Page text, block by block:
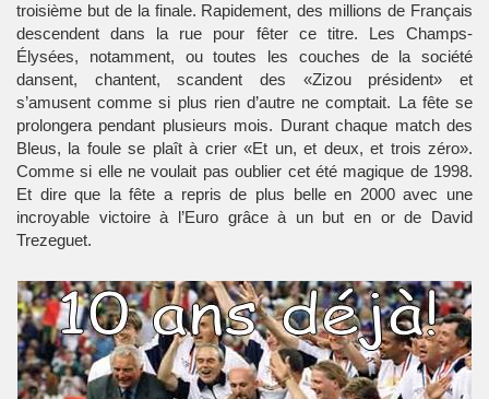
troisième but de la finale. Rapidement, des millions de Français
descendent dans la rue pour fêter ce titre. Les Champs-
Élysées, notamment, ou toutes les couches de la société
dansent, chantent, scandent des «Zizou président» et
s’amusent comme si plus rien d’autre ne comptait. La fête se
prolongera pendant plusieurs mois. Durant chaque match des
Bleus, la foule se plaît à crier «Et un, et deux, et trois zéro».
Comme si elle ne voulait pas oublier cet été magique de 1998.
Et dire que la fête a repris de plus belle en 2000 avec une
incroyable victoire à l’Euro grâce à un but en or de David
Trezeguet.